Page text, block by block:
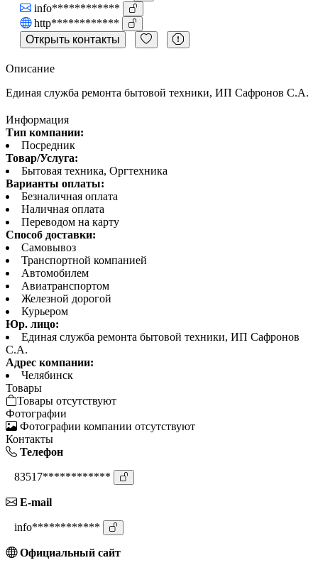
info************
http************
Открыть контакты
Описание
Единая служба ремонта бытовой техники, ИП Сафронов С.А.
Информация
Тип компании:
Посредник
Товар/Услуга:
Бытовая техника, Оргтехника
Варианты оплаты:
Безналичная оплата
Наличная оплата
Переводом на карту
Способ доставки:
Самовывоз
Транспортной компанией
Автомобилем
Авиатранспортом
Железной дорогой
Курьером
Юр. лицо:
Единая служба ремонта бытовой техники, ИП Сафронов
С.А.
Адрес компании:
Челябинск
Товары
Товары отсутствуют
Фотографии
Фотографии компании отсутствуют
Контакты
Телефон
83517************
E-mail
info************
Официальный сайт